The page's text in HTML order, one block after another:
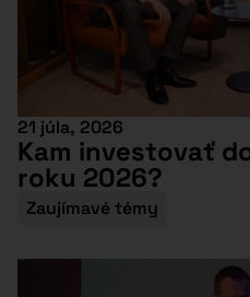
21 júla, 2026
Kam investovať
roku 2026?
Zaujímavé témy